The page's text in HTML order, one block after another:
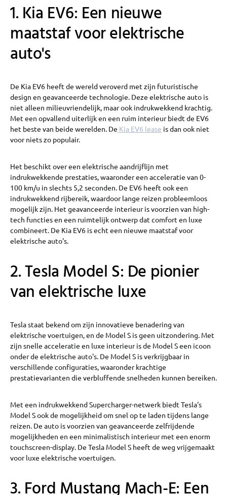
1. Kia EV6: Een nieuwe
maatstaf voor elektrische
auto's
De Kia EV6 heeft de wereld veroverd met zijn futuristische
design en geavanceerde technologie. Deze elektrische auto is
niet alleen milieuvriendelijk, maar ook indrukwekkend krachtig.
Met een opvallend uiterlijk en een ruim interieur biedt de EV6
het beste van beide werelden. De Kia EV6 lease is dan ook niet
voor niets zo populair.
Het beschikt over een elektrische aandrijflijn met
indrukwekkende prestaties, waaronder een acceleratie van 0-
100 km/u in slechts 5,2 seconden. De EV6 heeft ook een
indrukwekkend rijbereik, waardoor lange reizen probleemloos
mogelijk zijn. Het geavanceerde interieur is voorzien van high-
tech functies en een ruimtelijk ontwerp dat comfort en luxe
combineert. De Kia EV6 is echt een nieuwe maatstaf voor
elektrische auto's.
2. Tesla Model S: De pionier
van elektrische luxe
Tesla staat bekend om zijn innovatieve benadering van
elektrische voertuigen, en de Model S is geen uitzondering. Met
zijn snelle acceleratie en luxe interieur is de Model S een icoon
onder de elektrische auto's. De Model S is verkrijgbaar in
verschillende configuraties, waaronder krachtige
prestatievarianten die verbluffende snelheden kunnen bereiken.
Met een indrukwekkend Supercharger-netwerk biedt Tesla's
Model S ook de mogelijkheid om snel op te laden tijdens lange
reizen. De auto is voorzien van geavanceerde zelfrijdende
mogelijkheden en een minimalistisch interieur met een enorm
touchscreen-display. De Tesla Model S heeft de weg vrijgemaakt
voor luxe elektrische voertuigen.
3. Ford Mustang Mach-E: Een